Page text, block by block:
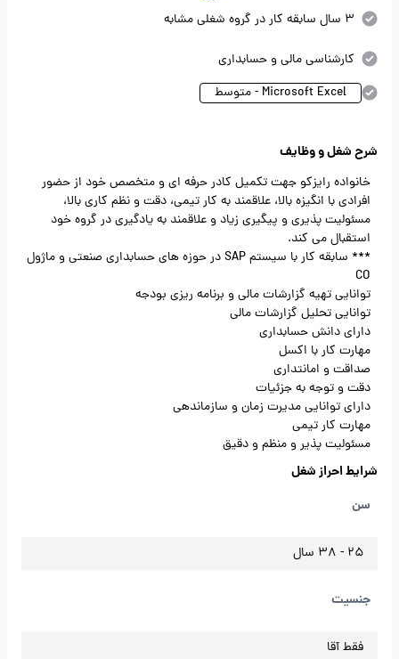
3 سال سابقه کار در گروه شغلی مشابه
کارشناسی مالی و حسابداری
Microsoft Excel - متوسط
شرح شغل و وظایف
خانواده رایزکو جهت تکمیل کادر حرفه ای و متخصص خود از حضور
افرادی با انگیزه بالا، علاقمند به کار تیمی، دقت و نظم کاری بالا،
مسئولیت پذیری و پیگیری زیاد و علاقمند به یادگیری در گروه خود
استقبال می کند.
*** سابقه کار با سیستم SAP در حوزه های حسابداری صنعتی و ماژول
CO
توانایی تهیه گزارشات مالی و برنامه ریزی بودجه
توانایی تحلیل گزارشات مالی
دارای دانش حسابداری
مهارت کار با اکسل
صداقت و امانتداری
دقت و توجه به جزئیات
دارای توانایی مدیرت زمان و سازماندهی
مهارت کار تیمی
مسئولیت پذیر و منظم و دقیق
شرایط احراز شغل
سن
25 - 38 سال
جنسیت
فقط آقا